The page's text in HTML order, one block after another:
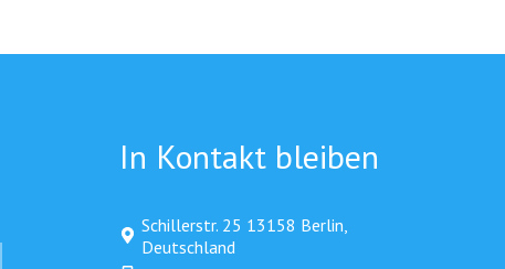
In Kontakt bleiben
Schillerstr. 25 13158 Berlin,
Deutschland